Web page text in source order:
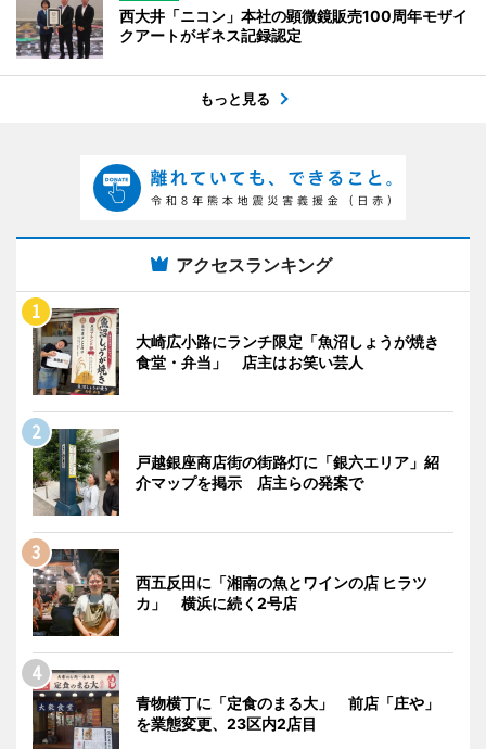
西大井「ニコン」本社の顕微鏡販売100周年モザイ
クアートがギネス記録認定
もっと見る
アクセスランキング
大崎広小路にランチ限定「魚沼しょうが焼き
食堂・弁当」 店主はお笑い芸人
戸越銀座商店街の街路灯に「銀六エリア」紹
介マップを掲示 店主らの発案で
西五反田に「湘南の魚とワインの店 ヒラツ
カ」 横浜に続く2号店
青物横丁に「定食のまる大」 前店「庄や」
を業態変更、23区内2店目